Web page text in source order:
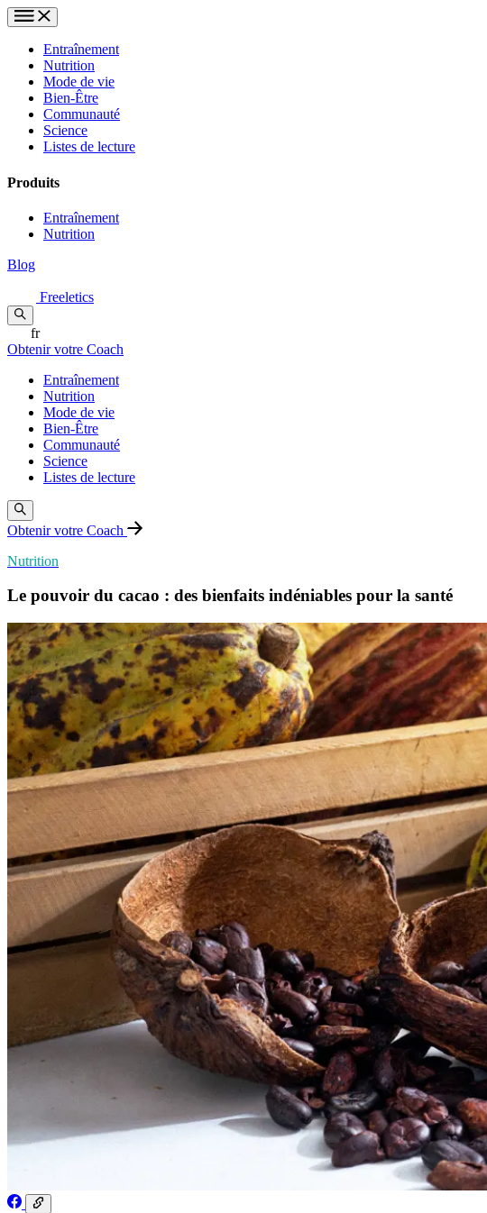
Entraînement
Nutrition
Mode de vie
Bien-Être
Communauté
Science
Listes de lecture
Produits
Entraînement
Nutrition
Blog
Freeletics
fr
Obtenir votre Coach
Entraînement
Nutrition
Mode de vie
Bien-Être
Communauté
Science
Listes de lecture
Obtenir votre Coach
Nutrition
Le pouvoir du cacao : des bienfaits indéniables pour la santé